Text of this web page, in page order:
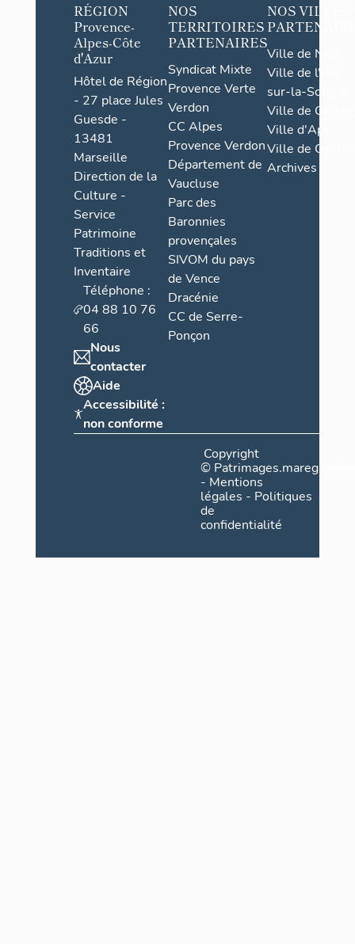
RÉGION
Provence-
Alpes-Côte
d'Azur
Hôtel de Région
- 27 place Jules
Guesde -
13481
Marseille
Direction de la
Culture -
Service
Patrimoine
Traditions et
Inventaire
Téléphone :
04 88 10 76
66
Nous
contacter
Aide
Accessibilité :
non conforme
NOS
TERRITOIRES
PARTENAIRES
Syndicat Mixte
Provence Verte
Verdon
CC Alpes
Provence Verdon
Département de
Vaucluse
Parc des
Baronnies
provençales
SIVOM du pays
de Vence
Dracénie
CC de Serre-
Ponçon
NOS VILLES
Ville de Nice
Ville de l'Isle-
sur-la-Sorgue
Ville de Grasse
Ville d'Apt
Ville de
Archives
Copyright
©
- Mentions
légales - Politiques
de
confidentialité